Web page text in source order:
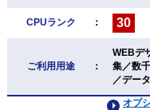
CPUランク ： 30
ご利用用途 ：
WEBデ
集／数
／デー
オプ